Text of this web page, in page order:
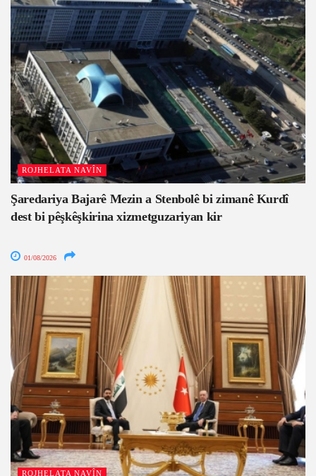
ROJHELATA NAVÎN
Şaredariya Bajarê Mezin a Stenbolê bi zimanê Kurdî
dest bi pêşkêşkirina xizmetguzariyan kir
01/08/2026
ROJHELATA NAVÎN